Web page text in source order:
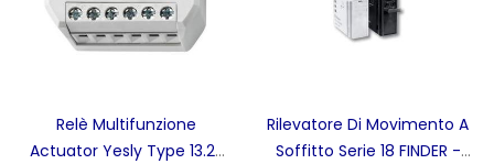
Relè Multifunzione
Actuator Yesly Type 13.22
Rilevatore Di Movimento A
Soffitto Serie 18 FINDER -